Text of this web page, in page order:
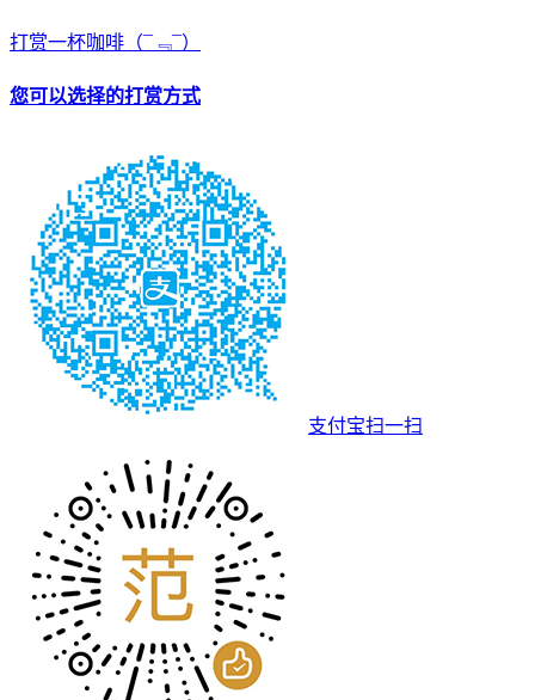
打赏一杯咖啡 （¯﹃¯）
您可以选择的打赏方式
支付宝扫一扫